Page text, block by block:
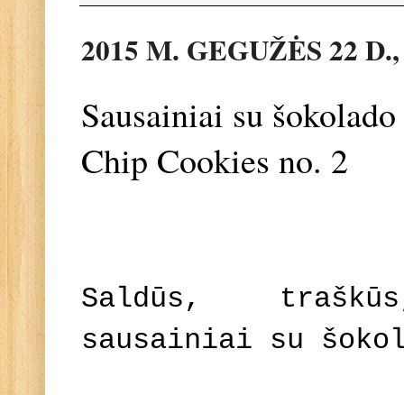
2015 M. GEGUŽĖS 22
Sausainiai su
Chip Cookies no. 2
Saldūs,
sausainiai su